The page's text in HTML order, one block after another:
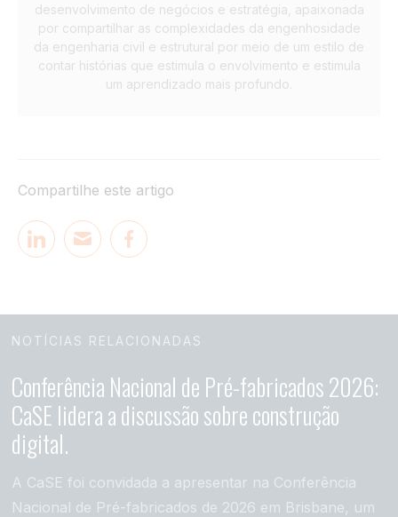
desenvolvimento de negócios e estratégia, apaixonada
por compartilhar as complexidades da engenhosidade
da engenharia civil e estrutural por meio de um estilo de
contar histórias que estimula o envolvimento e estimula
um aprendizado mais profundo.
Compartilhe este artigo
NOTÍCIAS RELACIONADAS
Conferência Nacional de Pré-fabricados 2026:
CaSE lidera a discussão sobre construção
digital.
A CaSE foi convidada a apresentar na Conferência
Nacional de Pré-fabricados de 2026 em Brisbane, um